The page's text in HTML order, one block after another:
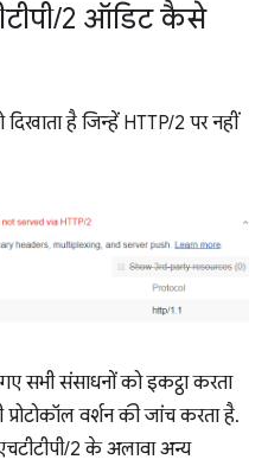
/2 ऑडिट कैसे
है जिन्हें HTTP/2 पर नहीं
सभी संसाधनों को इकट्ठा करता
वर्शन की जांच करता है.
2 के अलावा अन्य